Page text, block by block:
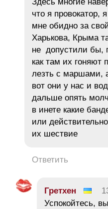
что я провокатор,
мне обидно за
Харькова, Крыма
не допустили бы,
как там их гоняют
лезть с маршами,
вот они у нас и
дальше опять
в инете какие
или
их шествие
Ответить
Гретхен
Успокойтесь,